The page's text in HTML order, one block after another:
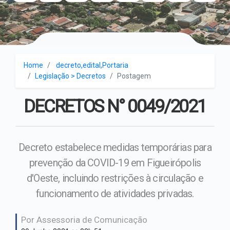
Portal Transparência
Vice-Prefeito
Secretária de Assistência
Secretária de Finanças e
Secretária de Meio
Secretaria de saúde
Secretário de Administração
Turismo e Comunicação
Aditivos
Atas de Reg. de Preços
Chamada Pública
Concurso publico
Contratos
Convite
Dispensa
Inexigibilidade
Arquivos
Legislações - FigPrev
Leis Municipais
Decretos
Plano Municipal de
Figueirópolis D’Oeste – MT
Home
decreto,edital,Portaria
Legislação > Decretos
Postagem
DECRETOS N° 0049/2021
Decreto estabelece medidas temporárias para
prevenção da COVID-19 em Figueirópolis
d'Oeste, incluindo restrições à circulação e
funcionamento de atividades privadas.
Por Assessoria de Comunicação